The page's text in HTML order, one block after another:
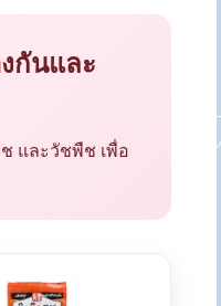
กันและ
และวัชพืช เพื่อ